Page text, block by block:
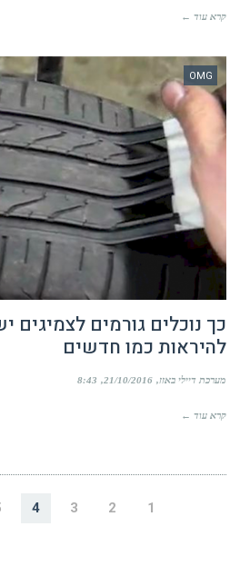
קרא עוד ←
OMG
כך נוכלים גורמים לצמיגים
להיראות כמו חדשים
מערכת דיילי באזז 21/10/2016
8:43
קרא עוד ←
1
2
3
4